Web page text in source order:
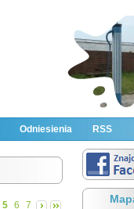
Odniesienia RSS
5 6 7